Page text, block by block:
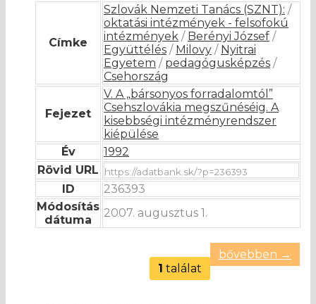
Címke
Szlovák Nemzeti Tanács (SZNT): /
oktatási intézmények - felsofokú
intézmények / Berényi József /
Együttélés / Milovy / Nyitrai
Egyetem / pedagógusképzés /
Csehország
Fejezet
V. A „bársonyos forradalomtól”
Csehszlovákia megszűnéséig. A
kisebbségi intézményrendszer
kiépülése
Év
1992
Rövid URL
ID
236393
Módosítás
dátuma
2007. augusztus 1.
bővebben →
1 találat